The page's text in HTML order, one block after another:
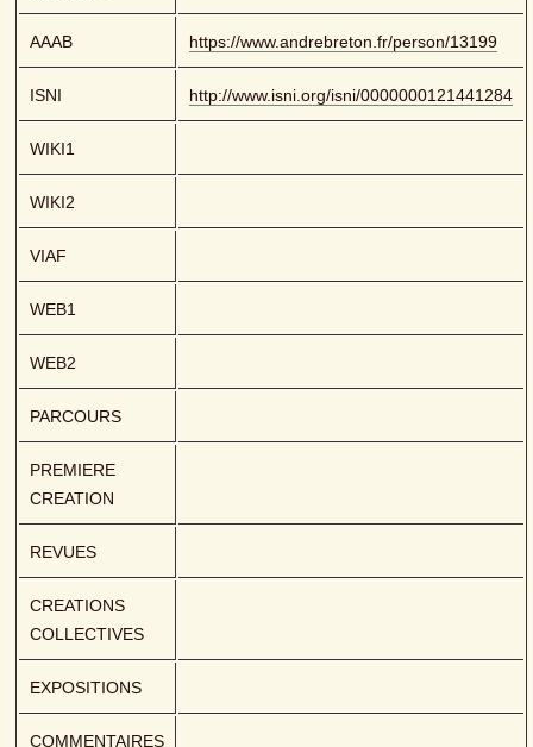
AAAB https://www.andrebreton.fr/person/13199
ISNI http://www.isni.org/isni/0000000121441284
WIKI1
WIKI2
VIAF
WEB1
WEB2
PARCOURS
PREMIERE
CREATION
REVUES
CREATIONS
COLLECTIVES
EXPOSITIONS
COMMENTAIRES